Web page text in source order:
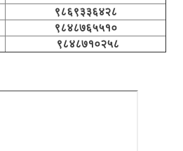
९८६९३३६४२८
९८४८७६५५१०
९८४८७१०२५८